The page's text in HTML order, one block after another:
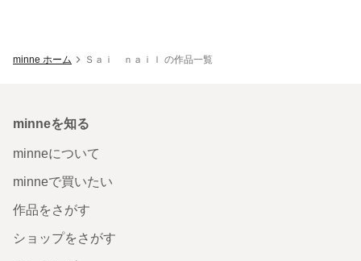
minne ホーム Ｓａｉ ｎａｉｌ の作品一覧
minneを知る
minneについて
minneで買いたい
作品をさがす
ショップをさがす